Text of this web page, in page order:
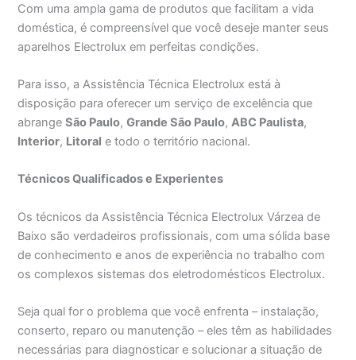
Com uma ampla gama de produtos que facilitam a vida
doméstica, é compreensível que você deseje manter seus
aparelhos Electrolux em perfeitas condições.
Para isso, a Assistência Técnica Electrolux está à
disposição para oferecer um serviço de excelência que
abrangeSão Paulo,Grande São Paulo,ABC Paulista,
Interior, Litoral e todo o território nacional.
Técnicos Qualificados e Experientes
Os técnicos da Assistência Técnica Electrolux Várzea de
Baixo são verdadeiros profissionais, com uma sólida base
de conhecimento e anos de experiência no trabalho com
os complexos sistemas dos eletrodomésticos Electrolux.
Seja qual for o problema que você enfrenta – instalação,
conserto, reparo ou manutenção – eles têm as habilidades
necessárias para diagnosticar e solucionar a situação de